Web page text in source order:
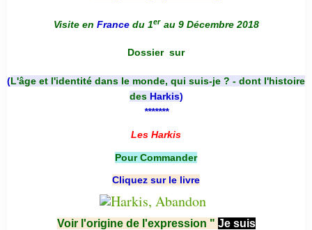
Visite en France du 1er au 9 Décembre 2018
Dossier sur
(L'âge et l'identité dans le monde, qui suis-je ? - dont l'histoire
des Harkis)
*******
Les Harkis
Pour Commander
Cliquez sur le livre
Voir l'origine de l'expression " Je suis